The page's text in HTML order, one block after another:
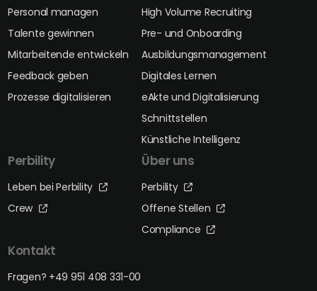
Personal managen
Talente gewinnen
Mitarbeitende entwickeln
Feedback geben
Prozesse digitalisieren
High Volume Recruiting
Pre- und Onboarding
Ausbildungsmanagement
Digitales Lernen
eAkte und Digitalisierung
Schnittstellen
Künstliche Intelligenz
Perbility
Leben bei Perbility
Crew
Über uns
Perbility
Offene Stellen
Compliance
Kontakt
Fragen? +49 951 408 331-00